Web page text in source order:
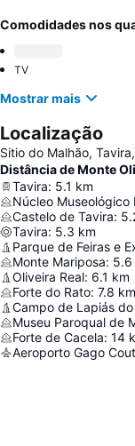
Comodidades nos
TV
Mostrar mais
Localização
Sitio do Malhão,
Distância de Monte
Tavira: 5.1 km
Núcleo Museológico
Castelo de Tavira:
Tavira: 5.3 km
Parque de Feiras e
Monte Mariposa: 5.6
Oliveira Real: 6.1 km
Forte do Rato: 7.8 km
Campo de Lapiás
Museu Paroqual de
Forte de Cacela: 14
Aeroporto Gago